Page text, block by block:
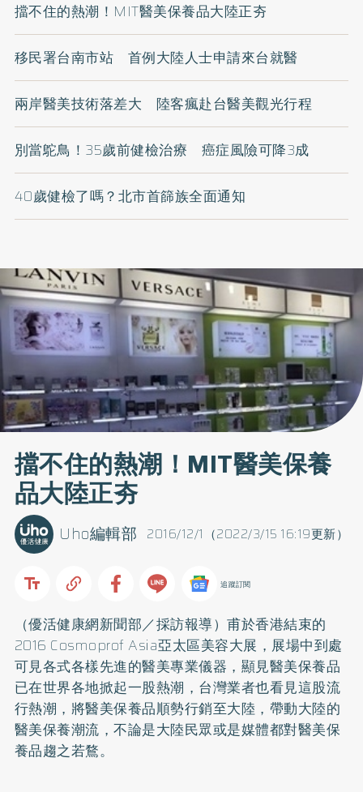
擋不住的熱潮！MIT醫美保養品大陸正夯
移民署台南市站 首例大陸人士申請來台就醫
兩岸醫美技術落差大 陸客瘋赴台醫美觀光行程
別當鴕鳥！35歲前健檢治療 癌症風險可降3成
40歲健檢了嗎？北市首篩族全面通知
擋不住的熱潮！MIT醫美保養
品大陸正夯
2016/12/1（2022/3/15 16:19更新）
Uho編輯部
追蹤訂閱
（優活健康網新聞部／採訪報導）甫於香港結束的
2016 Cosmoprof Asia亞太區美容大展，展場中到處
可見各式各樣先進的醫美專業儀器，顯見醫美保養品
已在世界各地掀起一股熱潮，台灣業者也看見這股流
行熱潮，將醫美保養品順勢行銷至大陸，帶動大陸的
醫美保養潮流，不論是大陸民眾或是媒體都對醫美保
養品趨之若鶩。